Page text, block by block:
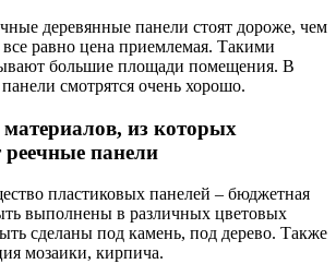
деревянные панели стоят дороже, чем
равно цена приемлемая. Такими
большие площади помещения. В
смотрятся очень хорошо.
из которых
панели
пластиковых панелей – бюджетная
выполнены в различных цветовых
сделаны под камень, под дерево. Также
мозаики, кирпича.